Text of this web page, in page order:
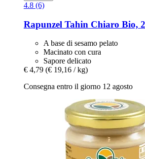
4.8 (6)
Rapunzel Tahin Chiaro Bio,
A base di sesamo pelato
Macinato con cura
Sapore delicato
€ 4,79 (€ 19,16 / kg)
Consegna entro il giorno 12 agosto